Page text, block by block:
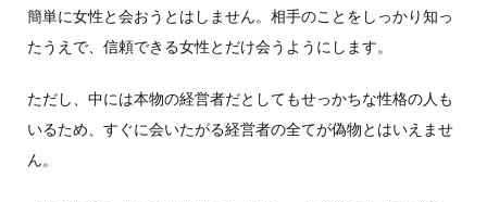
簡単に女性と会おうとはしません。相手のことをしっかり知っ
たうえで、信頼できる女性とだけ会うようにします。
ただし、中には本物の経営者だとしてもせっかちな性格の人も
いるため、すぐに会いたがる経営者の全てが偽物とはいえませ
ん。